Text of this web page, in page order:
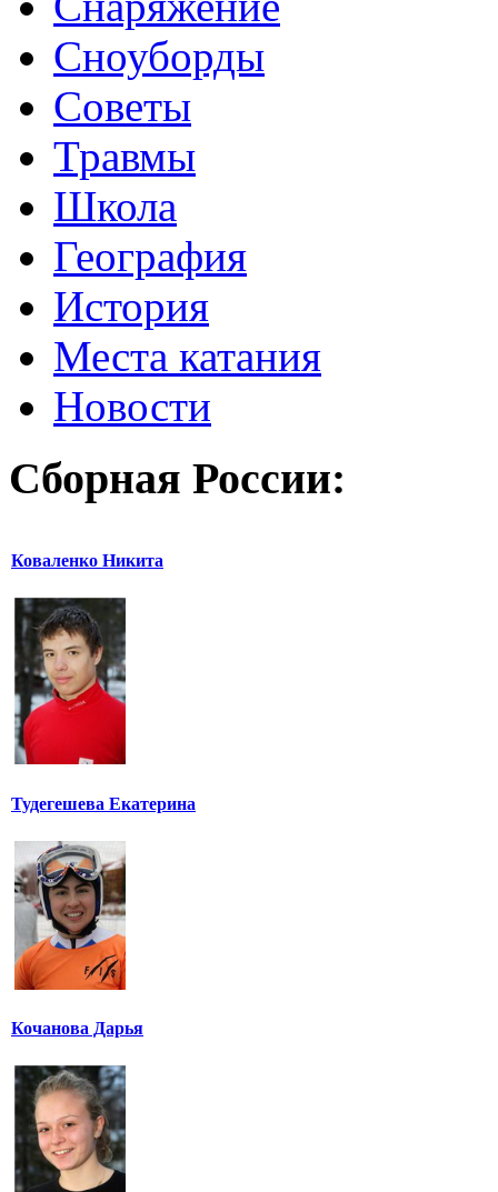
Сноуборды
Советы
Травмы
Школа
География
История
Места катания
Новости
Сборная России:
Коваленко Никита
Тудегешева Екатерина
Кочанова Дарья